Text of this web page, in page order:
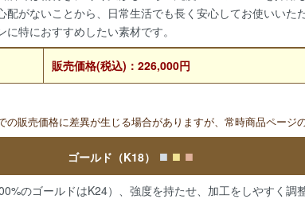
がないことから、日常生活でも長く安心してお使いいた
特におすすめしたい素材です。
販売価格(税込)：226,000円
販売価格に差異が生じる場合がありますが、常時商品ページ
ゴールド（K18） ■ ■ ■
のゴールドはK24）、強度を持たせ、加工をしやすく調